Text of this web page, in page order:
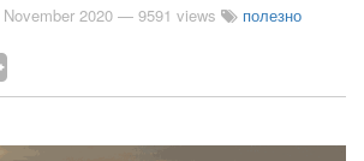
November 2020 — 9591 views полезно